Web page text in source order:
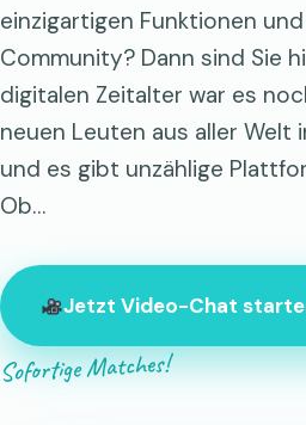
einzigartigen Funktionen
Community? Dann sind Sie
digitalen Zeitalter war es
neuen Leuten aus aller Welt
und es gibt unzählige
Ob…
Jetzt Video-Chat
Sofortige Matches!